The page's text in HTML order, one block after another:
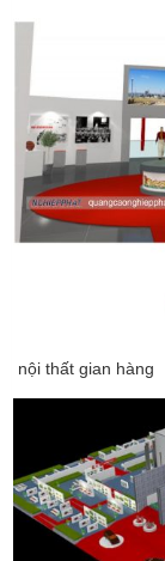
nội thất gian hàng